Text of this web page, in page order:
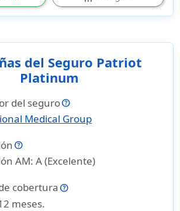
del Seguro Patriot
Platinum
del seguro
Medical Group
AM: A (Excelente)
cobertura
meses.